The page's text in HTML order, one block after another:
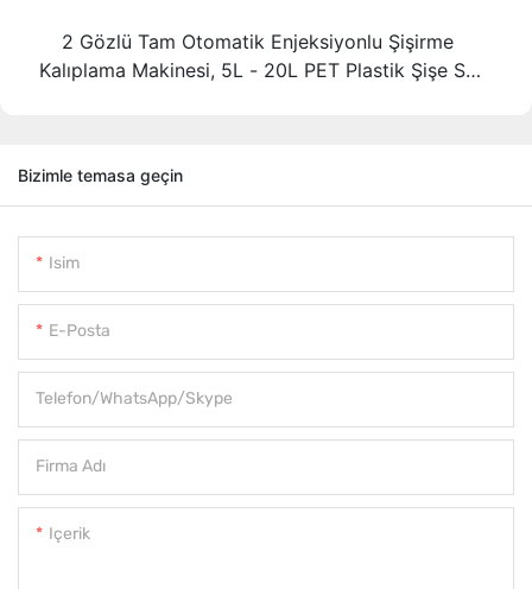
2 Gözlü Tam Otomatik Enjeksiyonlu Şişirme
Kalıplama Makinesi, 5L - 20L PET Plastik Şişe Su
Bizimle temasa geçin
Isim
E-Posta
Telefon/WhatsApp/Skype
Firma Adı
Içerik